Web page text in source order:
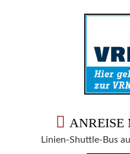
ANREISE
Linien-Shuttle-Bus